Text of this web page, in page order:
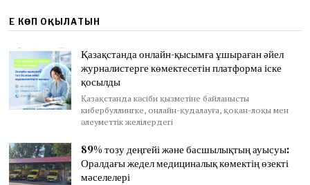
ЕҢ КӨП ОҚЫЛАТЫН
Қазақстанда онлайн-қысымға ұшыраған әйел
журналистерге көмектесетін платформа іске
қосылды
Қазақстанда кәсіби қызметіне байланысты
кибербуллингке, онлайн-қудалауға, қоқан-лоқы мен
әлеуметтік желілердегі
89% тозу деңгейі және басшылықтың ауысуы:
Оралдағы жедел медициналық көмектің өзекті
мәселелері